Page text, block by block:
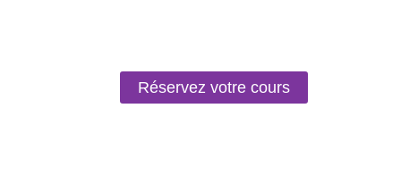
Réservez votre cours